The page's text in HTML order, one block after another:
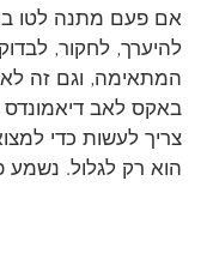
אם פעם מתנה לטו
להיערך, לחקור,
המתאימה, וגם זה
באקס לאב
צריך לעשות כדי
הוא רק לגלול.